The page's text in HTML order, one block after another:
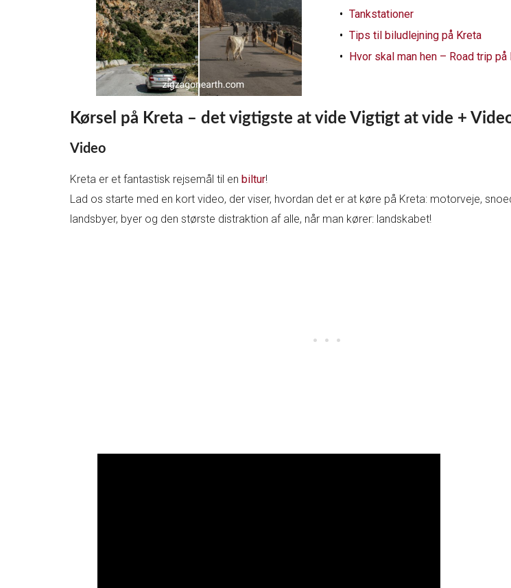
Tankstationer
Tips til biludlejning på Kreta
Hvor skal man hen – Road trip på
Kørsel på Kreta – det vigtigste at vide Vigtigt at vide +
Video
Kreta er et fantastisk rejsemål til en biltur!
Lad os starte med en kort video, der viser, hvordan det er at køre på Kreta: motorveje,
landsbyer, byer og den største distraktion af alle, når man kører: landskabet!